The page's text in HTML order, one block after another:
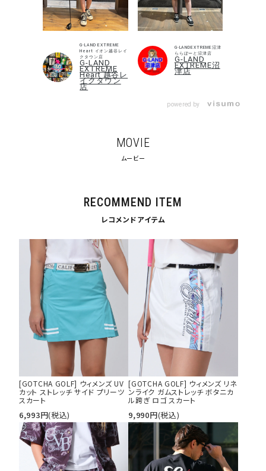
search
価格から探す
M
L
XXL
34inc
36inc
38inc
40inc
KIDS
カラー
tune 絞り込んで検索する
G-LAND EXTREME
Heart イオン越谷レイ
クタウン店
G-LAND
EXTREME
Heart 越谷レ
イクタウン
店
G-LANDEXTREME沼津
ららぽーと沼津店
G-LAND
EXTREME沼
津店
powered by
MOVIE
ムービー
RECOMMEND ITEM
レコメンドアイテム
[GOTCHA GOLF] ウィメンズ UV
カット ストレッチ サイド プリーツ
スカート
6,993円(税込)
[GOTCHA GOLF] ウィメンズ リネ
ンライク ガムストレッチ ボタニカ
ル跨ぎ ロゴ スカート
9,990円(税込)